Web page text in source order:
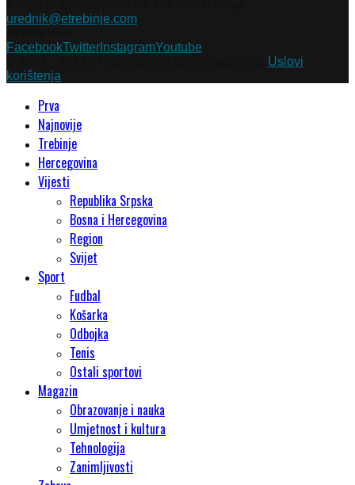
urednik@etrebinje.com
FacebookTwitter InstagramYoutube
Uslovi
korištenja
Prva
Najnovije
Trebinje
Hercegovina
Vijesti
Republika Srpska
Bosna i Hercegovina
Region
Svijet
Sport
Fudbal
Košarka
Odbojka
Tenis
Ostali sportovi
Magazin
Obrazovanje i nauka
Umjetnost i kultura
Tehnologija
Zanimljivosti